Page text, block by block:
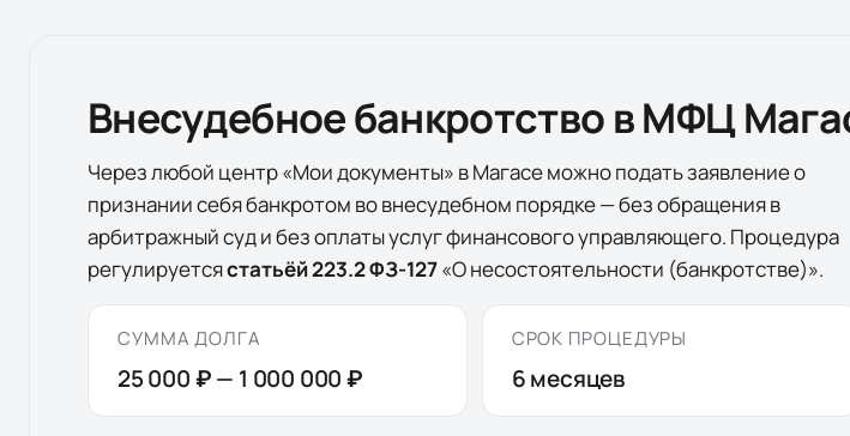
Внесудебное банкротство в МФЦ
Через любой центр «Мои документы» вМагасеможно подать заявление о
признании себя банкротом во внесудебном порядке — без обращения в
арбитражный суд и без оплаты услуг финансового управляющего. Процедура
регулируетсястатьёй 223.2 ФЗ-127«О несостоятельности (банкротстве)».
СУММА ДОЛГА
25 000 ₽— 1 000 000 ₽
СРОК ПРОЦЕДУРЫ
6месяцев